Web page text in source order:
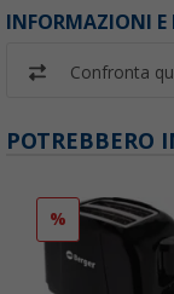
INFORMAZIONI E
Confronta
POTREBBERO
%